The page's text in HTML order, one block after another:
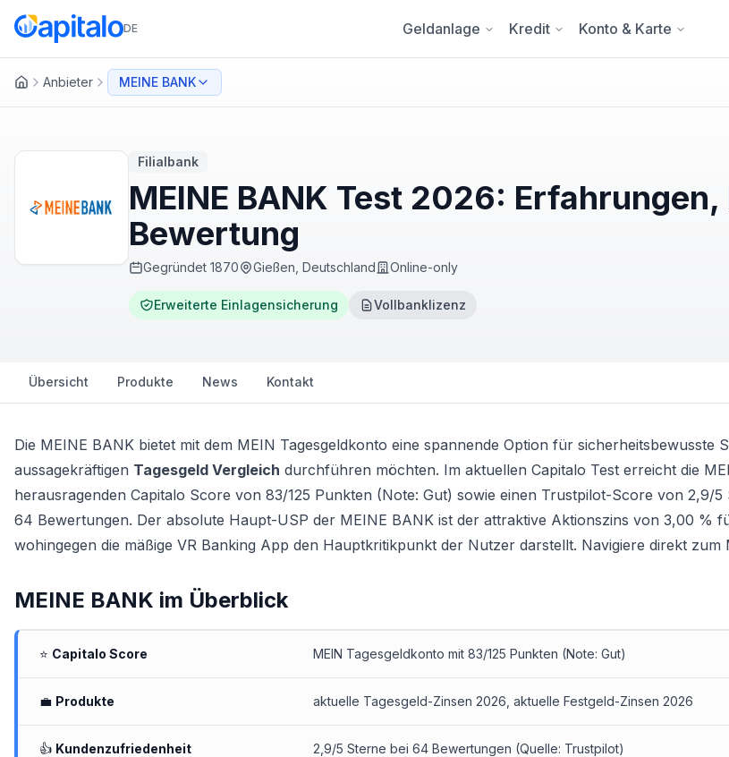
DE Geldanlage Kredit Konto & Karte
Anbieter MEINE BANK
Filialbank
MEINE BANK Test 2026:
Bewertung
Gegründet 1870 Gießen, Deutschland Online-only
Erweiterte Einlagensicherung Vollbanklizenz
Übersicht Produkte News Kontakt
Die MEINE BANK bietet mit dem MEIN Tagesgeldkonto eine spannende Option für sicherheitsbewusste
aussagekräftigen Tagesgeld Vergleich durchführen möchten. Im aktuellen Capitalo Test erreicht die
herausragenden Capitalo Score von 83/125 Punkten (Note: Gut) sowie einen Trustpilot-Score von 2,9/
64 Bewertungen. Der absolute Haupt-USP der MEINE BANK ist der attraktive Aktionszins von 3,00 %
wohingegen die mäßige VR Banking App den Hauptkritikpunkt der Nutzer darstellt. Navigiere direkt zum
MEINE BANK im Überblick
⭐ Capitalo Score MEIN Tagesgeldkonto mit 83/125 Punkten (Note: Gut)
💼 Produkte aktuelle Tagesgeld-Zinsen 2026 aktuelle Festgeld-Zinsen 2026
👍 Kundenzufriedenheit 2,9/5 Sterne bei 64 Bewertungen (Quelle: Trustpilot)